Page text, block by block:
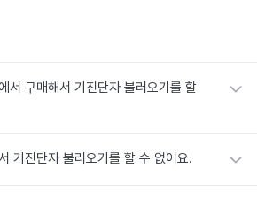
서 구매해서 기진단자 불러오기를 할
기진단자 불러오기를 할 수 없어요.